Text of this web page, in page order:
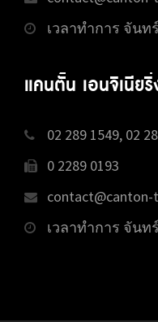
เวลาทำการ จันทร์
แคนตั้น เอนจิเนียริ่
02 289 1549, 02
0 2289 0193
เวลาทำการ จันทร์